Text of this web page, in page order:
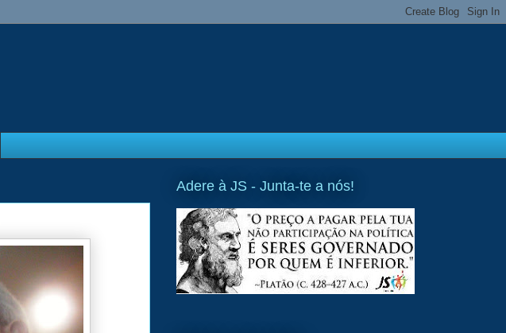
Adere à JS - Junta-te a nós!